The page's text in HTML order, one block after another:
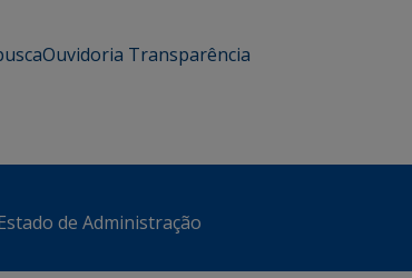
Ouvidoria Transparência
de Administração